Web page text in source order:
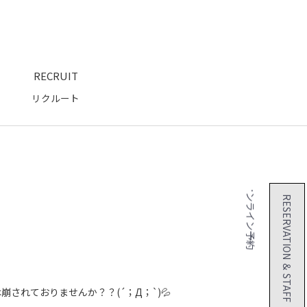
RECRUIT
リクルート
されておりませんか？？(´；Д；`)💦 RESERVATION ＆ STAFF
２４時間 オンライン予約